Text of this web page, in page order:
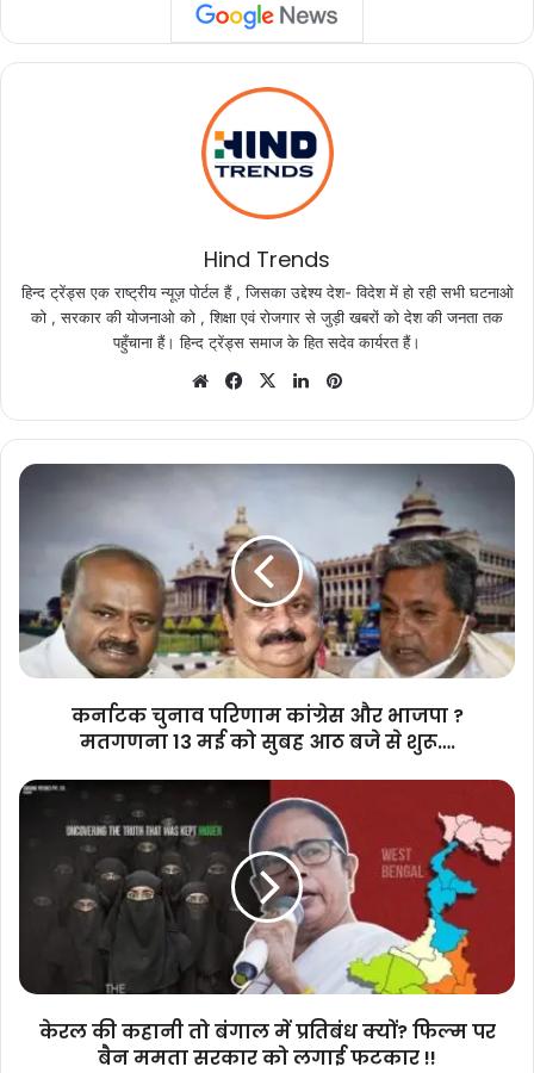
Hind Trends
हिन्द ट्रेंड्स एक राष्ट्रीय न्यूज़ पोर्टल हैं , जिसका उद्देश्य देश- विदेश में हो रही सभी घटनाओ
को , सरकार की योजनाओ को , शिक्षा एवं रोजगार से जुड़ी खबरों को देश की जनता तक
पहुँचाना हैं। हिन्द ट्रेंड्स समाज के हित सदेव कार्यरत हैं।
WebsiteFacebook
X LinkedIn
कर्नाटक
कांग्रेस
भाजपा
?
मतगणना
13
बजे
कर्नाटक चुनाव परिणाम कांग्रेस और भाजपा ?
मतगणना 13 मई को सुबह आठ बजे से शुरू….
केरल
फिल्म
केरल की कहानी तो बंगाल में प्रतिबंध क्यों? फिल्म पर
बैन ममता सरकार को लगाई फटकार !!